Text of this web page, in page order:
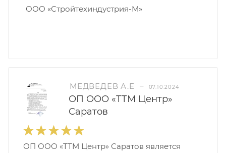
ООО «Стройтехиндустрия-М»
МЕДВЕДЕВ А.Е – 07.10.2024
ОП ООО «ТТМ Центр»
Саратов
ОП ООО «ТТМ Центр» Саратов является